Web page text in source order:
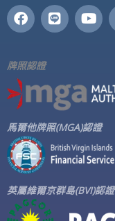
F
a
c
b
o
o
k
L
i
n
Y
o
u
b
e
牌照認證
馬爾他牌照(MGA)認證
英屬維爾京群島(BVI)認證